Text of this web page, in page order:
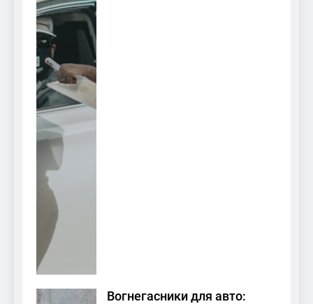
Вогнегасники для авто: